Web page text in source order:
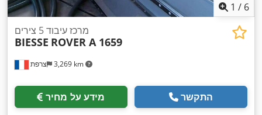
1 / 6
צרפת 3,269 km
מרכז עיבוד 5 צירים
BIESSE ROVER A 1659
מידע על מחיר התקשר